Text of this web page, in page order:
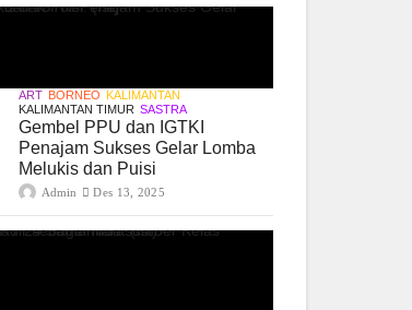
ART BORNEO KALIMANTAN
KALIMANTAN TIMUR SASTRA
Gembel PPU dan IGTKI
Penajam Sukses Gelar Lomba
Melukis dan Puisi
Admin Des 13, 2025